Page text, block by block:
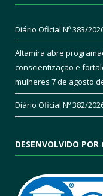
Diário Oficial Nº 383/
Altamira abre
conscientização e
mulheres 7 de agosto
Diário Oficial Nº 382/
DESENVOLVIDO POR